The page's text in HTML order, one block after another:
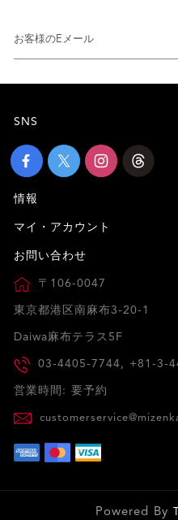
SNS
情報
マイ・アカウント
お問い合わせ
〒106-0047
東京都港区南麻布3-20-1
Daiwa麻布テラス5F
03-4405-7744, +81-3-
営業時間: 要予約
Powered By